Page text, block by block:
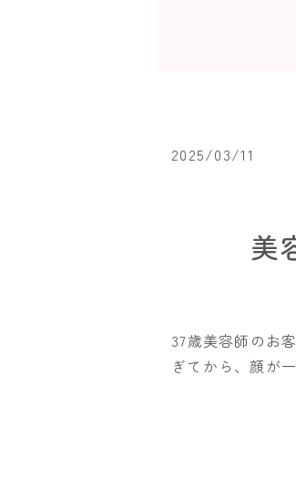
2025/03/11
美
37歳美容師のお
ぎてから、顔が